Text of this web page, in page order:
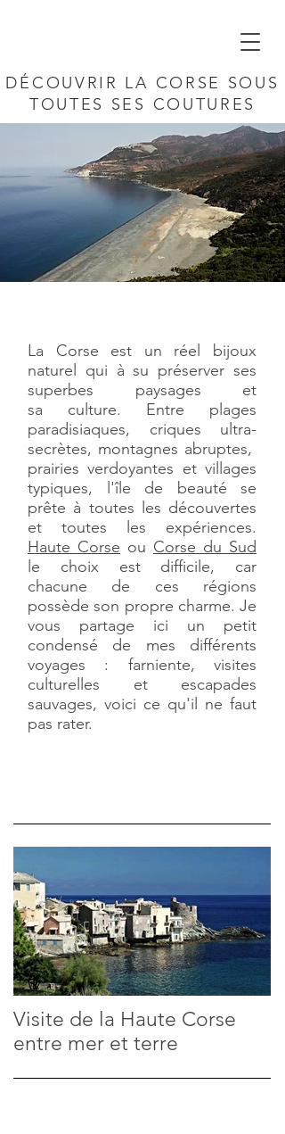
DÉCOUVRIR LA CORSE SOUS
TOUTES SES COUTURES
La Corse est un réel bijoux
naturel qui à su préserver ses
superbes paysages et
sa culture. Entre plages
paradisiaques, criques ultra-
secrètes, montagnes abruptes,
prairies verdoyantes et villages
typiques, l'île de beauté se
prête à toutes les découvertes
et toutes les expériences.
Haute Corse ou Corse du Sud
le choix est difficile, car
chacune de ces régions
possède son propre charme. Je
vous partage ici un petit
condensé de mes différents
voyages : farniente, visites
culturelles et escapades
sauvages, voici ce qu'il ne faut
pas rater.
Visite de la Haute Corse
entre mer et terre